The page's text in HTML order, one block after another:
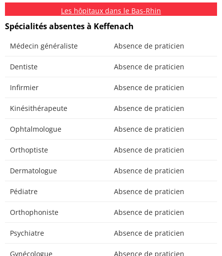
Les hôpitaux dans le Bas-Rhin
Spécialités absentes à Keffenach
Médecin généraliste Absence de praticien
Dentiste Absence de praticien
Infirmier Absence de praticien
Kinésithérapeute Absence de praticien
Ophtalmologue Absence de praticien
Orthoptiste Absence de praticien
Dermatologue Absence de praticien
Pédiatre Absence de praticien
Orthophoniste Absence de praticien
Psychiatre Absence de praticien
Gynécologue Absence de praticien